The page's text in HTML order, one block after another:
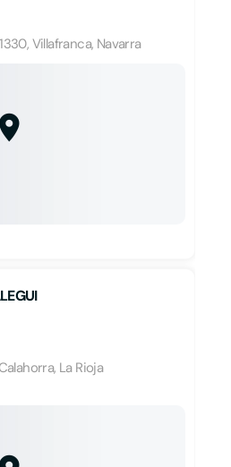
Villafranca, Navarra
La Rioja